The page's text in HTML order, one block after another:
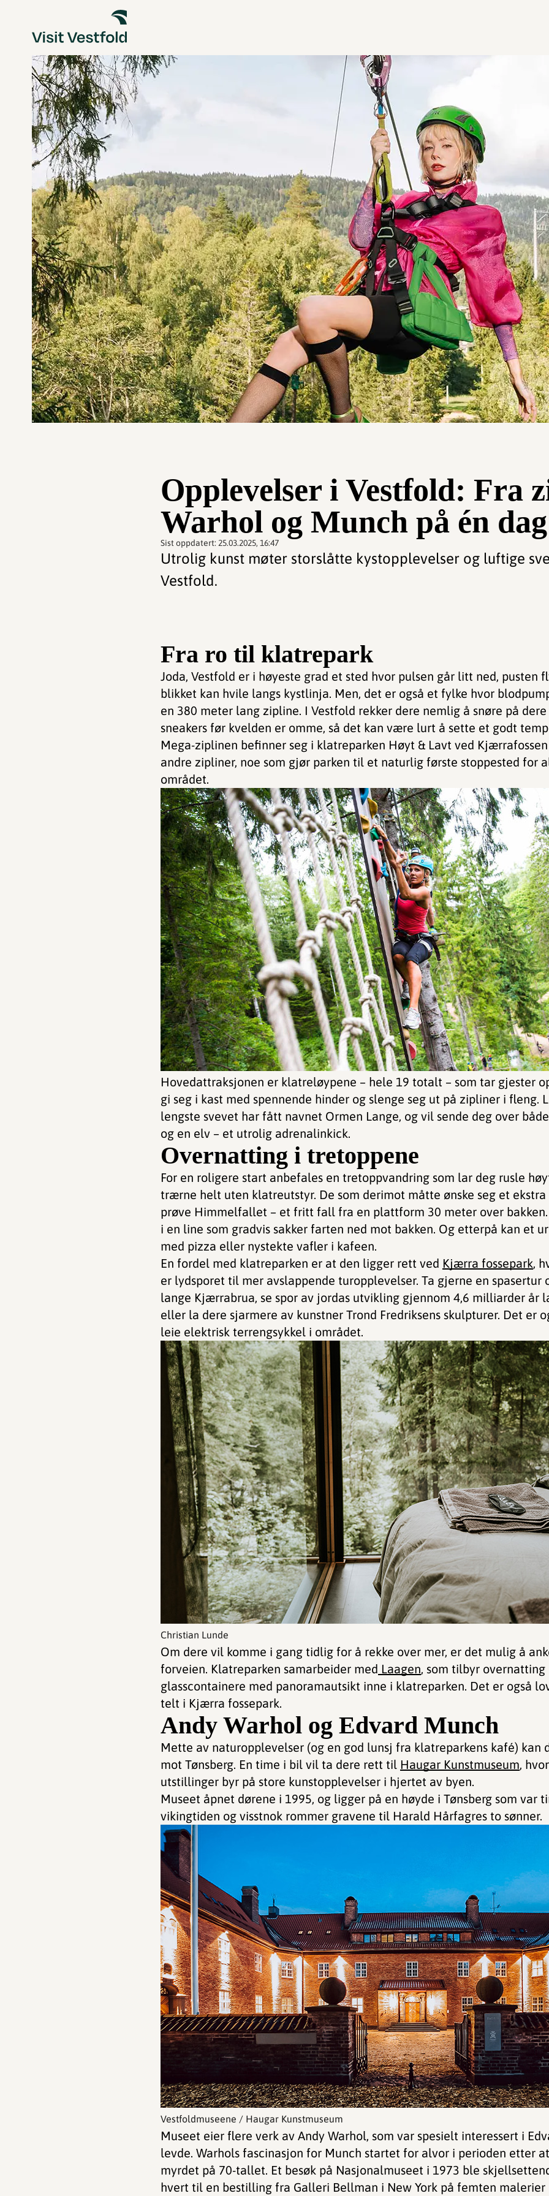
Opplevelser i Vestfold: Fra
Warhol og Munch på én dag
Sist oppdatert: 25.03.2025, 16:47
Utrolig kunst møter storslåtte kystopplevelser og luftige
Vestfold.
Fra ro til klatrepark
Joda, Vestfold er i høyeste grad et sted hvor pulsen går litt ned, pusten
blikket kan hvile langs kystlinja. Men, det er også et fylke hvor
en 380 meter lang zipline. I Vestfold rekker dere nemlig å snøre på
sneakers før kvelden er omme, så det kan være lurt å sette et godt
Mega-ziplinen befinner seg i klatreparken Høyt & Lavt ved
andre zipliner, noe som gjør parken til et naturlig første stoppested for
området.
Hovedattraksjonen er klatreløypene – hele 19 totalt – som tar gjester
gi seg i kast med spennende hinder og slenge seg ut på zipliner i fleng.
lengste svevet har fått navnet Ormen Lange, og vil sende deg over
og en elv – et utrolig adrenalinkick.
Overnatting i tretoppene
For en roligere start anbefales en tretoppvandring som lar deg rusle
trærne helt uten klatreutstyr. De som derimot måtte ønske seg et ekstra
prøve Himmelfallet – et fritt fall fra en plattform 30 meter over
i en line som gradvis sakker farten ned mot bakken. Og etterpå kan et
med pizza eller nystekte vafler i kafeen.
En fordel med klatreparken er at den ligger rett ved Kjærra fossepark,
er lydsporet til mer avslappende turopplevelser. Ta gjerne en spasertur
lange Kjærrabrua, se spor av jordas utvikling gjennom 4,6 milliarder år
eller la dere sjarmere av kunstner Trond Fredriksens skulpturer. Det er
leie elektrisk terrengsykkel i området.
Christian Lunde
Om dere vil komme i gang tidlig for å rekke over mer, er det mulig å
forveien. Klatreparken samarbeider med Laagen, som tilbyr
glasscontainere med panoramautsikt inne i klatreparken. Det er også
telt i Kjærra fossepark.
Andy Warhol og Edvard Munch
Mette av naturopplevelser (og en god lunsj fra klatreparkens kafé) kan
mot Tønsberg. En time i bil vil ta dere rett til Haugar Kunstmuseum,
utstillinger byr på store kunstopplevelser i hjertet av byen.
Museet åpnet dørene i 1995, og ligger på en høyde i Tønsberg som var
vikingtiden og visstnok rommer gravene til Harald Hårfagres to sønner.
Vestfoldmuseene / Haugar Kunstmuseum
Museet eier flere verk av Andy Warhol, som var spesielt interessert i
levde. Warhols fascinasjon for Munch startet for alvor i perioden etter
myrdet på 70-tallet. Et besøk på Nasjonalmuseet i 1973 ble
hvert til en bestilling fra Galleri Bellman i New York på femten malerier